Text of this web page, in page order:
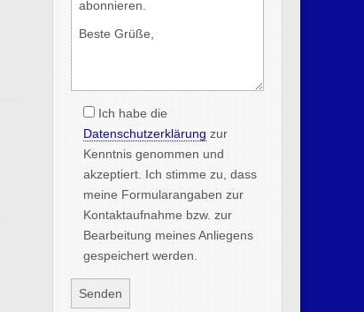
Ich habe die
Datenschutzerklärung zur
Kenntnis genommen und
akzeptiert. Ich stimme zu, dass
meine Formularangaben zur
Kontaktaufnahme bzw. zur
Bearbeitung meines Anliegens
gespeichert werden.